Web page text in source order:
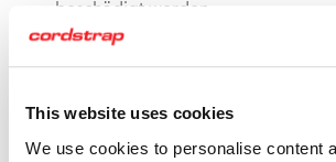
This website uses cookies
We use cookies to personalise content
beschädigt werden.
Bestimmte Güter sollten niemals
verpackt werden − also
feuchtigkeitsempfindlichen) Gütern.
Verpacken Sie die Güter in